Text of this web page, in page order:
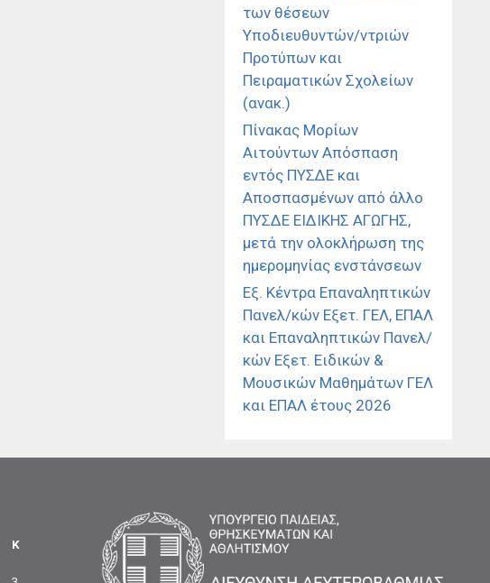
των θέσεων
Υποδιευθυντών/ντριών
Προτύπων και
Πειραματικών Σχολείων
(ανακ.)
Πίνακας Μορίων
Αιτούντων Απόσπαση
εντός ΠΥΣΔΕ και
Αποσπασμένων από άλλο
ΠΥΣΔΕ ΕΙΔΙΚΗΣ ΑΓΩΓΗΣ,
μετά την ολοκλήρωση της
ημερομηνίας ενστάνσεων
Εξ. Κέντρα Επαναληπτικών
Πανελ/κών Εξετ. ΓΕΛ, ΕΠΑΛ
και Επαναληπτικών Πανελ/
κών Εξετ. Ειδικών &
Μουσικών Μαθημάτων ΓΕΛ
και ΕΠΑΛ έτους 2026
Κ